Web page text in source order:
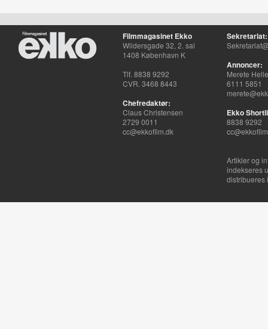
Filmmagasinet Ekko
Wildersgade 32, 2. sal
1408 København K
Tlf. 8838 9292
CVR. 3468 8443
Chefredaktør:
Claus Christensen
2729 0011
cc@ekkofilm.dk
Sekretariat:
Annoncer:
Merete
6111 5851
Ekko
8838 9292
Artikler og
indekseres
distribueres